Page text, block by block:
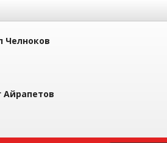
Челноков
Айрапетов